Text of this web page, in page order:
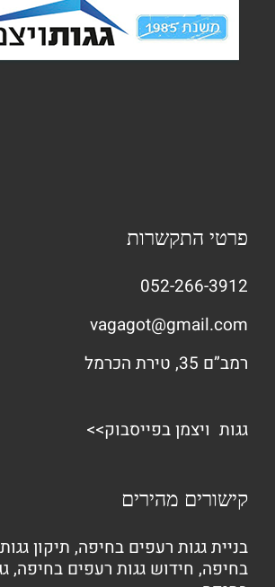
פרטי התקשרות
052-266-3912
vagagot@gmail.com
רמב”ם 35, טירת הכרמל
גגות ויצמן בפייסבוק>>
קישורים מהירים
בניית גגות רעפים בחיפה, תיקון
בחיפה, חידוש גגות רעפים בחיפה,